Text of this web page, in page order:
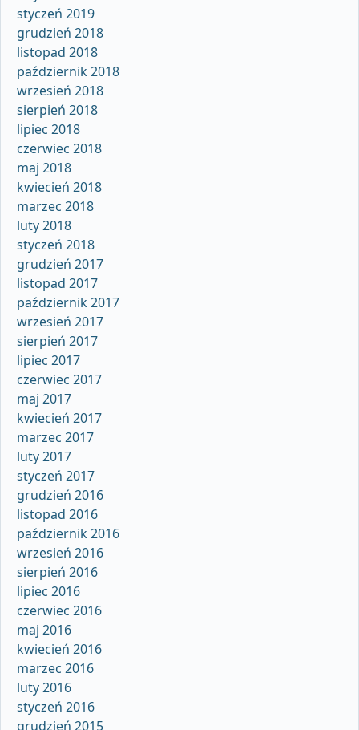
styczeń 2019
grudzień 2018
listopad 2018
październik 2018
wrzesień 2018
sierpień 2018
lipiec 2018
czerwiec 2018
maj 2018
kwiecień 2018
marzec 2018
luty 2018
styczeń 2018
grudzień 2017
listopad 2017
październik 2017
wrzesień 2017
sierpień 2017
lipiec 2017
czerwiec 2017
maj 2017
kwiecień 2017
marzec 2017
luty 2017
styczeń 2017
grudzień 2016
listopad 2016
październik 2016
wrzesień 2016
sierpień 2016
lipiec 2016
czerwiec 2016
maj 2016
kwiecień 2016
marzec 2016
luty 2016
styczeń 2016
grudzień 2015